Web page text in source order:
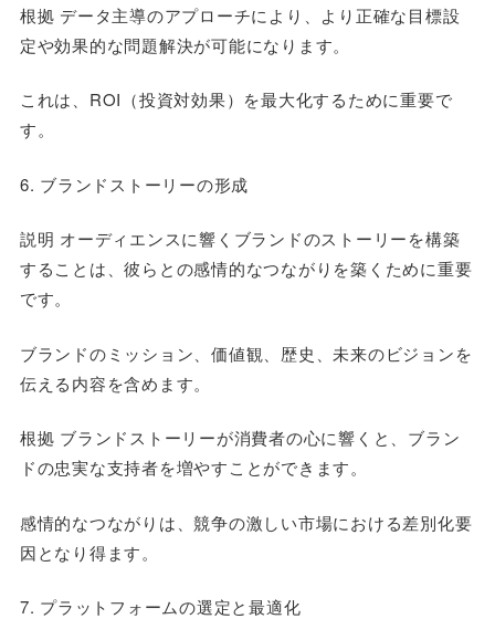
根拠 データ主導のアプローチにより、より正確な目標設
定や効果的な問題解決が可能になります。
これは、ROI（投資対効果）を最大化するために重要で
す。
6. ブランドストーリーの形成
説明 オーディエンスに響くブランドのストーリーを構築
することは、彼らとの感情的なつながりを築くために重要
です。
ブランドのミッション、価値観、歴史、未来のビジョンを
伝える内容を含めます。
根拠 ブランドストーリーが消費者の心に響くと、ブラン
ドの忠実な支持者を増やすことができます。
感情的なつながりは、競争の激しい市場における差別化要
因となり得ます。
7. プラットフォームの選定と最適化